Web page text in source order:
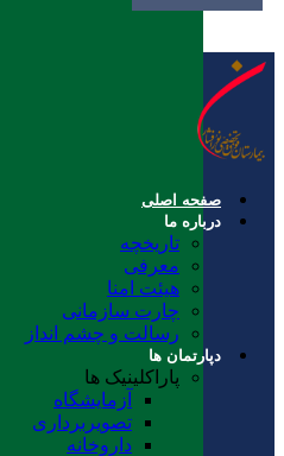
صفحه اصلی
درباره ما
تاریخچه
معرفی
هیئت امنا
چارت سازمانی
رسالت و چشم انداز
دپارتمان ها
پاراکلینیک ها
آزمایشگاه
تصویربرداری
داروخانه